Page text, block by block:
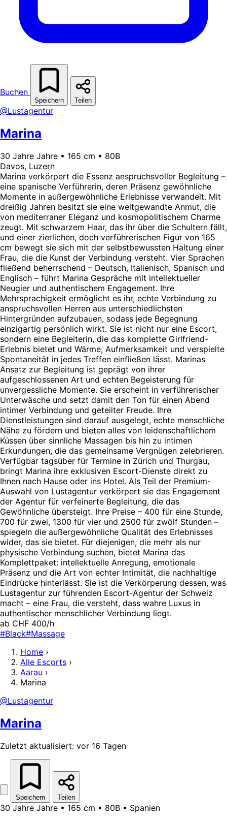
Buchen
Speichern Teilen
@Lustagentur
Marina
30 Jahre Jahre • 165 cm • 80B
Davos, Luzern
Marina verkörpert die Essenz anspruchsvoller Begleitung –
eine spanische Verführerin, deren Präsenz gewöhnliche
Momente in außergewöhnliche Erlebnisse verwandelt. Mit
dreißig Jahren besitzt sie eine weltgewandte Anmut, die
von mediterraner Eleganz und kosmopolitischem Charme
zeugt. Mit schwarzem Haar, das ihr über die Schultern fällt,
und einer zierlichen, doch verführerischen Figur von 165
cm bewegt sie sich mit der selbstbewussten Haltung einer
Frau, die die Kunst der Verbindung versteht. Vier Sprachen
fließend beherrschend – Deutsch, Italienisch, Spanisch und
Englisch – führt Marina Gespräche mit intellektueller
Neugier und authentischem Engagement. Ihre
Mehrsprachigkeit ermöglicht es ihr, echte Verbindung zu
anspruchsvollen Herren aus unterschiedlichsten
Hintergründen aufzubauen, sodass jede Begegnung
einzigartig persönlich wirkt. Sie ist nicht nur eine Escort,
sondern eine Begleiterin, die das komplette Girlfriend-
Erlebnis bietet und Wärme, Aufmerksamkeit und verspielte
Spontaneität in jedes Treffen einfließen lässt. Marinas
Ansatz zur Begleitung ist geprägt von ihrer
aufgeschlossenen Art und echten Begeisterung für
unvergessliche Momente. Sie erscheint in verführerischer
Unterwäsche und setzt damit den Ton für einen Abend
intimer Verbindung und geteilter Freude. Ihre
Dienstleistungen sind darauf ausgelegt, echte menschliche
Nähe zu fördern und bieten alles von leidenschaftlichem
Küssen über sinnliche Massagen bis hin zu intimen
Erkundungen, die das gemeinsame Vergnügen zelebrieren.
Verfügbar tagsüber für Termine in Zürich und Thurgau,
bringt Marina ihre exklusiven Escort-Dienste direkt zu
Ihnen nach Hause oder ins Hotel. Als Teil der Premium-
Auswahl von Lustagentur verkörpert sie das Engagement
der Agentur für verfeinerte Begleitung, die das
Gewöhnliche übersteigt. Ihre Preise – 400 für eine Stunde,
700 für zwei, 1300 für vier und 2500 für zwölf Stunden –
spiegeln die außergewöhnliche Qualität des Erlebnisses
wider, das sie bietet. Für diejenigen, die mehr als nur
physische Verbindung suchen, bietet Marina das
Komplettpaket: intellektuelle Anregung, emotionale
Präsenz und die Art von echter Intimität, die nachhaltige
Eindrücke hinterlässt. Sie ist die Verkörperung dessen, was
Lustagentur zur führenden Escort-Agentur der Schweiz
macht – eine Frau, die versteht, dass wahre Luxus in
authentischer menschlicher Verbindung liegt.
ab CHF 400/h
#Black#Massage
Home ›
Alle Escorts ›
Aarau ›
Marina
@Lustagentur
Marina
Zuletzt aktualisiert: vor 16 Tagen
Speichern Teilen
30 Jahre Jahre • 165 cm • 80B • Spanien